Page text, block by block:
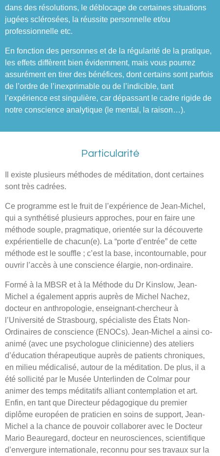
dans des résolutions, le déblocage de certaines situations
jugées sclérosées, la réussite personnelle et/ou
professionnelle etc.
En fonction des personnes et de la régularité de la pratique,
les effets diffèrent bien évidemment, mais vous pourrez
assurément en tirer des bénéfices, dont certains sont parfois
de l’ordre de l’inexprimable ou de l’indicible, tant
l’expérience est singulière, car dépassant le cadre rigide de
notre conscience analytique (le mental, la raison…).
Particularité
Il existe plusieurs méthodes de méditation, dont certaines
sont très cadrées.
Ce programme est le fruit de l’expérience de Jean-Michel,
qui a synthétisé plusieurs approches, pour en faire une
méthode souple, pragmatique, orientée sur la découverte
expérientielle de chacun(e). La “porte d’entrée” de cette
méthode est le souffle ; c’est la base, incontournable, pour
ouvrir l’accès à une conscience élargie, non-ordinaire.
Formé à la MBSR et à la Méthode du Dr Kinslow, Jean-
Michel a également appris auprès de Michel Nachez,
docteur en anthropologie, enseignant-chercheur à
l’Université de Strasbourg, spécialiste des États Non-
Ordinaires de conscience (ENOCs). Jean-Michel a ainsi co-
animé (avec une psychologue clinicienne) des ateliers
d’éducation thérapeutique auprès de patients chroniques,
en milieu médicalisé, autour de la méditation. De plus, il a
été sollicité par le Musée Unterlinden de Colmar pour
animer des temps méditatifs alliant contemplation et art.
Enfin, en tant que Directeur pédagogique du premier
diplôme européen de praticien en soins de support, Jean-
Michel a la chance de pouvoir collaborer avec le Docteur
Mario Beauregard, docteur en neurosciences, scientifique
d’envergure internationale, reconnu pour ses travaux sur la